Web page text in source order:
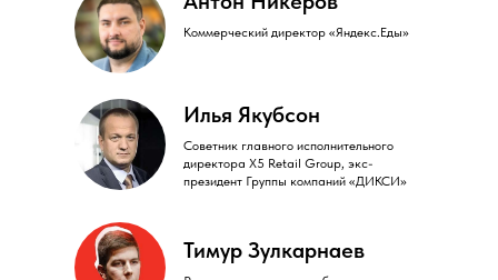
Коммерческий директор «Яндекс.Еды»
Илья Якубсон
Советник главного исполнительного
директора X5 Retail Group, экс-
президент Группы компаний «ДИКСИ»
Тимур Зулкарнаев